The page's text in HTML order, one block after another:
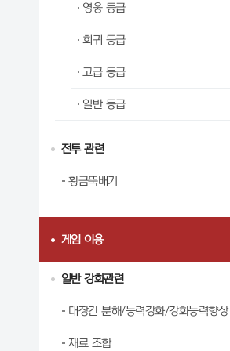
영웅 등급
희귀 등급
고급 등급
일반 등급
전투 관련
황금뚝배기
게임 이용
일반 강화관련
대장간 분해/능력강화/강화능력향상
재료 조합